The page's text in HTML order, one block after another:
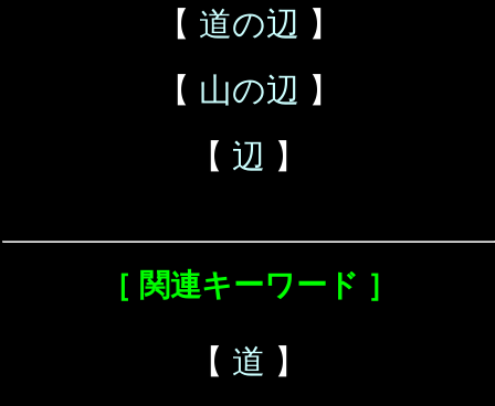
【 道の辺 】
【 山の辺 】
【 辺 】
［ 関連キーワード ］
【 道 】